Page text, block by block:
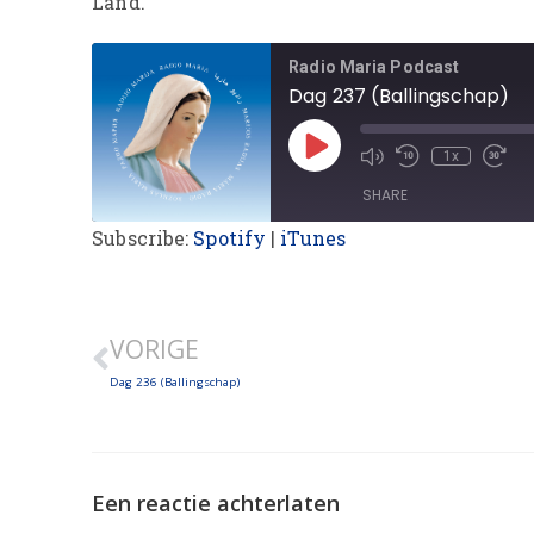
Radio Maria Podcast
Dag 237 (Ballingschap)
1x
SHARE
Subscribe: Spotify | iTunes
VORIGE
Dag 236 (Ballingschap)
Een reactie achterlaten